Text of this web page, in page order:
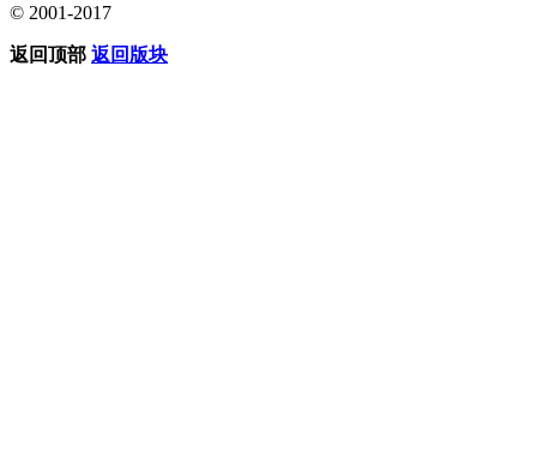
© 2001-2017
返回顶部 返回版块